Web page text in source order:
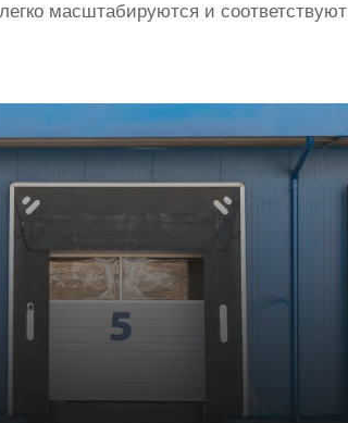
масштабируются и соответствуют